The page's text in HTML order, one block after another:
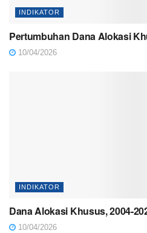
INDIKATOR
Pertumbuhan Dana Alokasi
10/04/2026
INDIKATOR
Dana Alokasi Khusus, 2004-
10/04/2026